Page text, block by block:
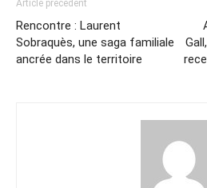
Article précédent
Rencontre : Laurent
Sobraquès, une saga familiale
ancrée dans le territoire